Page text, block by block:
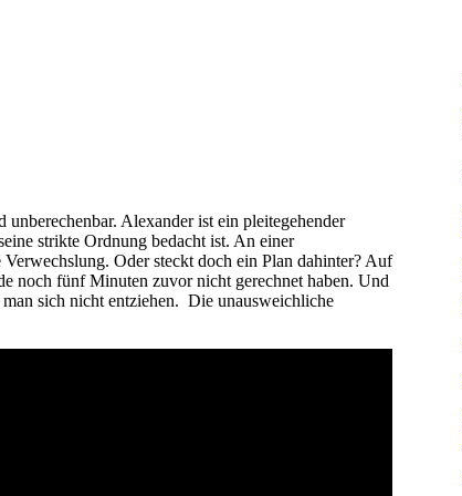
Alexander ist ein pleitegehender
strikte Ordnung bedacht ist. An einer
Oder steckt doch ein Plan dahinter? Auf
noch fünf Minuten zuvor nicht gerechnet haben. Und
sich nicht entziehen. Die unausweichliche